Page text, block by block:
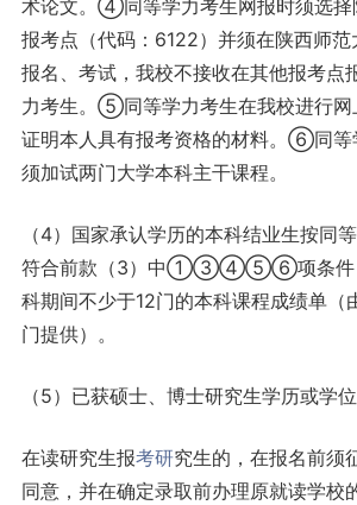
术论文。④同等学力考生网报时须选择
报考点（代码：6122）并须在陕西师范
报名、考试，我校不接收在其他报考点
力考生。⑤同等学力考生在我校进行网
证明本人具有报考资格的材料。⑥同等
须加试两门大学本科主干课程。
（4）国家承认学历的本科结业生按同
符合前款（3）中①③④⑤⑥项条件，
科期间不少于12门的本科课程成绩单（
门提供）。
（5）已获硕士、博士研究生学历或学位
在读研究生报考研究生的，在报名前须
同意，并在确定录取前办理原就读学校